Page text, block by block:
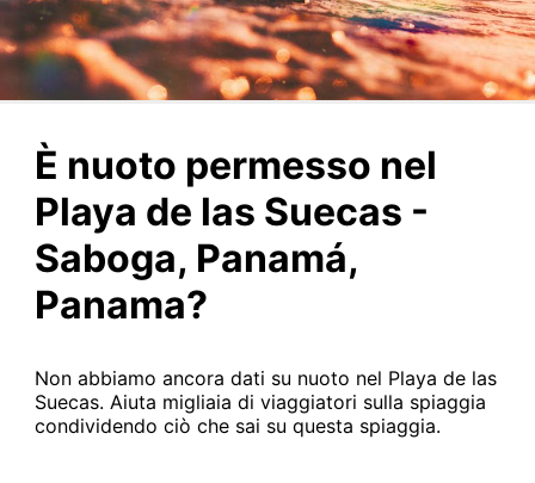
È nuoto permesso nel
Playa de las Suecas -
Saboga, Panamá,
Panama?
Non abbiamo ancora dati su nuoto nel Playa de las
Suecas. Aiuta migliaia di viaggiatori sulla spiaggia
condividendo ciò che sai su questa spiaggia.